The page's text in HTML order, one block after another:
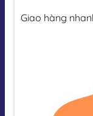
Giao hàng